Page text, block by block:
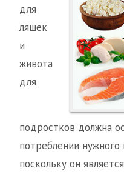
для
ляшек
и
живота
для
подростков должна
потреблении нужного
поскольку он